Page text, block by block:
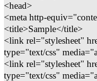
<head>
<meta http-
<title>Sample</title>
<link rel="stylesheet"
type="text/css"
<link rel="stylesheet"
type="text/css"